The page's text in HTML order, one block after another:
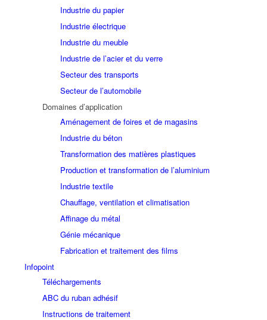
Industrie du papier
Industrie électrique
Industrie du meuble
Industrie de l’acier et du verre
Secteur des transports
Secteur de l’automobile
Domaines d’application
Aménagement de foires et de magasins
Industrie du béton
Transformation des matières plastiques
Production et transformation de l’aluminium
Industrie textile
Chauffage, ventilation et climatisation
Affinage du métal
Génie mécanique
Fabrication et traitement des films
Infopoint
Téléchargements
ABC du ruban adhésif
Instructions de traitement